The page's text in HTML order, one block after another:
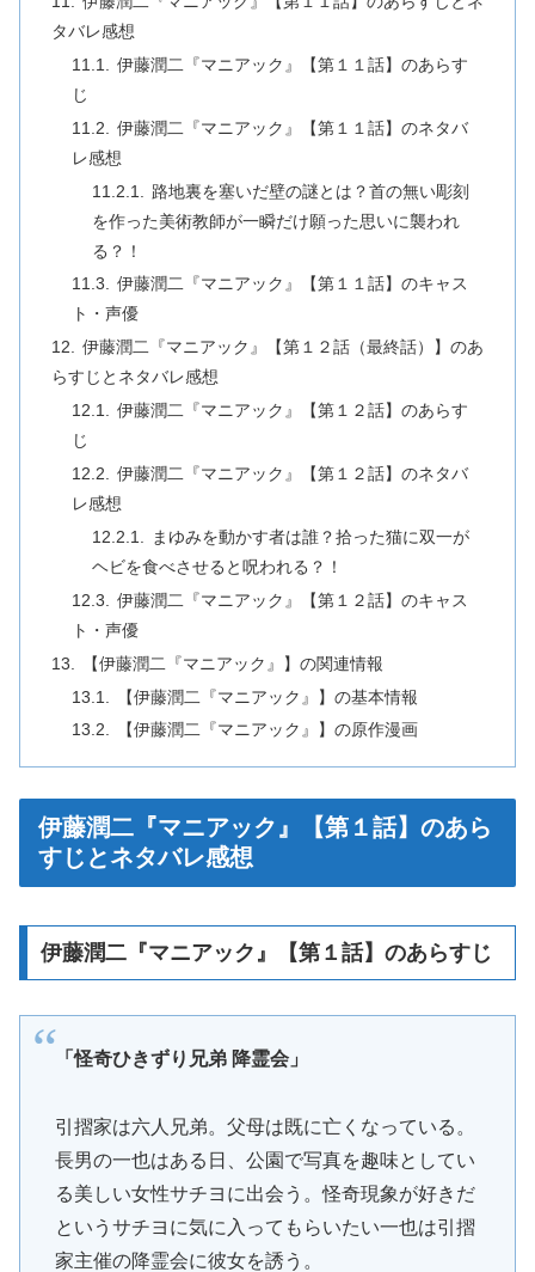
タバレ感想
伊藤潤二『マニアック』【第１１話】のあらす
じ
伊藤潤二『マニアック』【第１１話】のネタバ
レ感想
路地裏を塞いだ壁の謎とは？首の無い彫刻
を作った美術教師が一瞬だけ願った思いに襲われ
る？！
伊藤潤二『マニアック』【第１１話】のキャス
ト・声優
伊藤潤二『マニアック』【第１２話（最終話）】のあ
らすじとネタバレ感想
伊藤潤二『マニアック』【第１２話】のあらす
じ
伊藤潤二『マニアック』【第１２話】のネタバ
レ感想
まゆみを動かす者は誰？拾った猫に双一が
ヘビを食べさせると呪われる？！
伊藤潤二『マニアック』【第１２話】のキャス
ト・声優
【伊藤潤二『マニアック』】の関連情報
【伊藤潤二『マニアック』】の基本情報
【伊藤潤二『マニアック』】の原作漫画
伊藤潤二『マニアック』【第１話】のあら
すじとネタバレ感想
伊藤潤二『マニアック』【第１話】のあらすじ
「怪奇ひきずり兄弟 降霊会」
引摺家は六人兄弟。父母は既に亡くなっている。
長男の一也はある日、公園で写真を趣味としてい
る美しい女性サチヨに出会う。怪奇現象が好きだ
というサチヨに気に入ってもらいたい一也は引摺
家主催の降霊会に彼女を誘う。